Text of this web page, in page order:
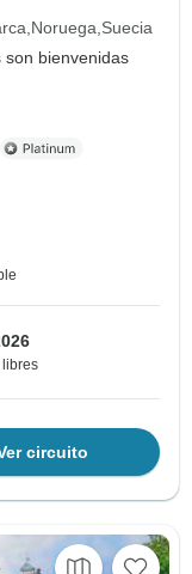
Noruega Suecia
son bienvenidas
circuito